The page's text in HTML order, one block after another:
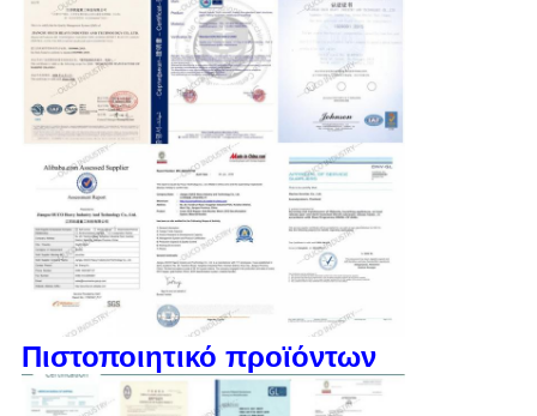
Πιστοποιητικό προϊόντων